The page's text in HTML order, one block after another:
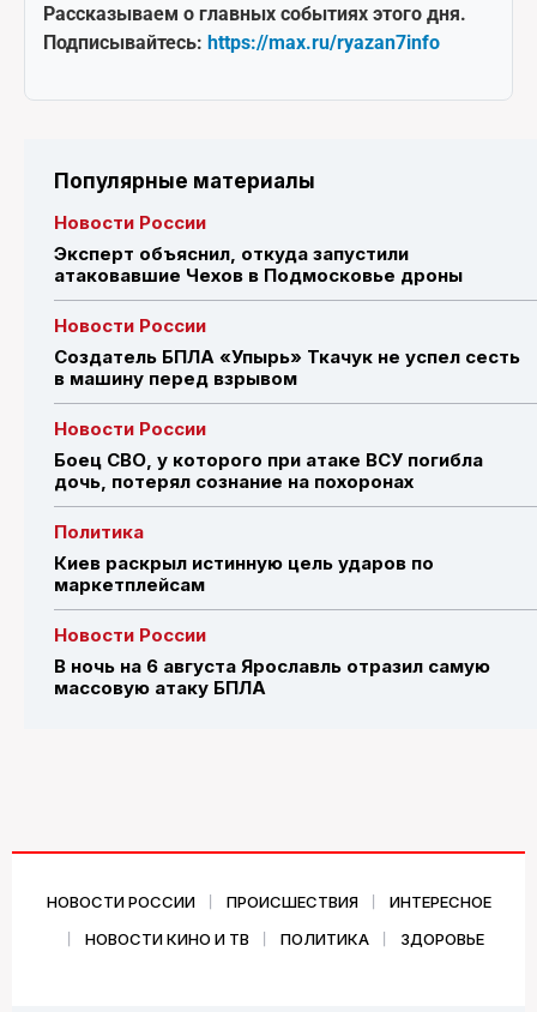
Рассказываем о главных событиях этого дня.
Подписывайтесь: https://max.ru/ryazan7info
Популярные материалы
Новости России
Эксперт объяснил, откуда запустили
атаковавшие Чехов в Подмосковье дроны
Новости России
Создатель БПЛА «Упырь» Ткачук не успел сесть
в машину перед взрывом
Новости России
Боец СВО, у которого при атаке ВСУ погибла
дочь, потерял сознание на похоронах
Политика
Киев раскрыл истинную цель ударов по
маркетплейсам
Новости России
В ночь на 6 августа Ярославль отразил самую
массовую атаку БПЛА
НОВОСТИ РОССИИ ПРОИСШЕСТВИЯ
ИНТЕРЕСНОЕ
НОВОСТИ КИНО И ТВ
ПОЛИТИКА ЗДОРОВЬЕ